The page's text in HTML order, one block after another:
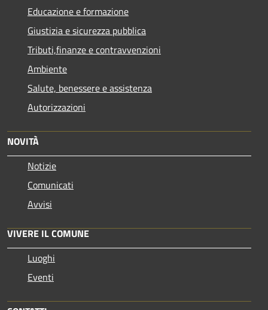
Educazione e formazione
Giustizia e sicurezza pubblica
Tributi,finanze e contravvenzioni
Ambiente
Salute, benessere e assistenza
Autorizzazioni
NOVITÀ
Notizie
Comunicati
Avvisi
VIVERE IL COMUNE
Luoghi
Eventi